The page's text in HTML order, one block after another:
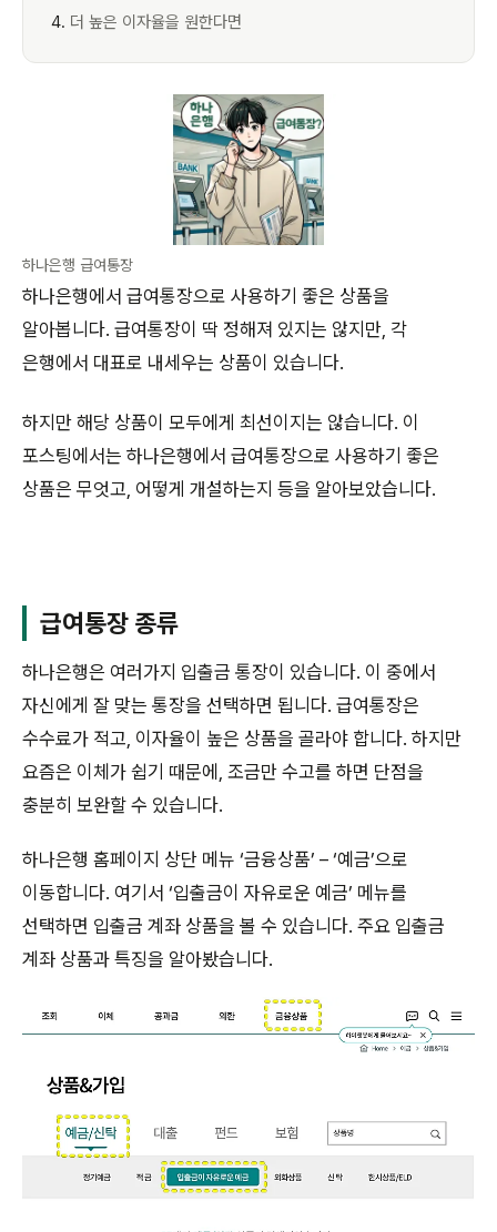
더 높은 이자율을 원한다면
하나은행 급여통장
하나은행에서 급여통장으로 사용하기 좋은 상품을
알아봅니다. 급여통장이 딱 정해져 있지는 않지만, 각
은행에서 대표로 내세우는 상품이 있습니다.
하지만 해당 상품이 모두에게 최선이지는 않습니다. 이
포스팅에서는 하나은행에서 급여통장으로 사용하기 좋은
상품은 무엇고, 어떻게 개설하는지 등을 알아보았습니다.
급여통장 종류
하나은행은 여러가지 입출금 통장이 있습니다. 이 중에서
자신에게 잘 맞는 통장을 선택하면 됩니다. 급여통장은
수수료가 적고, 이자율이 높은 상품을 골라야 합니다. 하지만
요즘은 이체가 쉽기 때문에, 조금만 수고를 하면 단점을
충분히 보완할 수 있습니다.
하나은행 홈페이지 상단 메뉴 ‘금융상품’ – ‘예금’으로
이동합니다. 여기서 ‘입출금이 자유로운 예금’ 메뉴를
선택하면 입출금 계좌 상품을 볼 수 있습니다. 주요 입출금
계좌 상품과 특징을 알아봤습니다.